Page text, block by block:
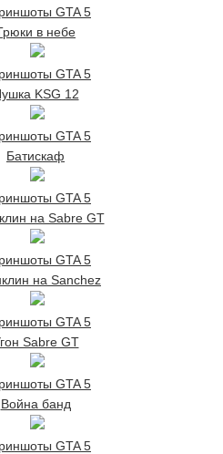
GTA 5
в небе
GTA 5
KSG 12
GTA 5
Батискаф
GTA 5
на Sabre GT
GTA 5
на Sanchez
GTA 5
Sabre GT
GTA 5
Война банд
GTA 5